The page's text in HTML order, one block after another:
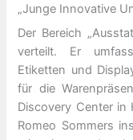
„Junge Innovative
Der Bereich
verteilt. Er
Etiketten und
für die
Discovery Center in
Romeo Sommers